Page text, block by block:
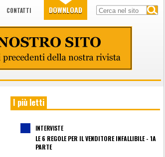
CONTATTI DOWNLOAD
I più letti
INTERVISTE
LE 6 REGOLE PER IL VENDITORE INFALLIBILE - 1A
PARTE